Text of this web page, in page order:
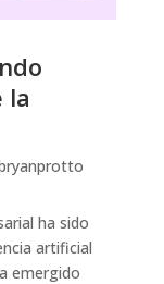
la
ha sido
artificial
emergido